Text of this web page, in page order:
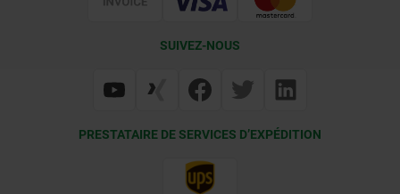
SUIVEZ-NOUS
PRESTATAIRE DE SERVICES D’EXPÉDITION